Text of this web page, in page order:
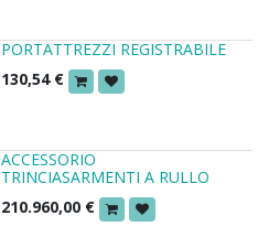
PORTATTREZZI REGISTRABILE
130,54€
ACCESSORIO
TRINCIASARMENTI A RULLO
210.960,00 €